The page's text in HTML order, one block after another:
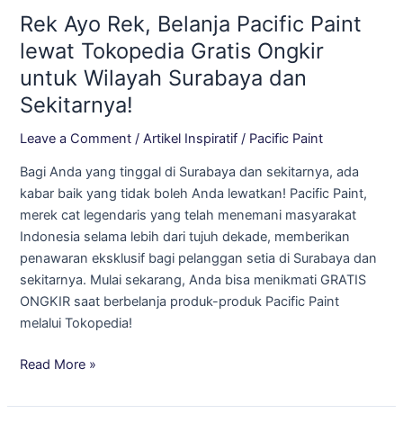
Rek Ayo Rek, Belanja Pacific Paint
lewat Tokopedia Gratis Ongkir
untuk Wilayah Surabaya dan
Sekitarnya!
Leave a Comment /Artikel Inspiratif / Pacific Paint
Bagi Anda yang tinggal di Surabaya dan sekitarnya, ada
kabar baik yang tidak boleh Anda lewatkan! Pacific Paint,
merek cat legendaris yang telah menemani masyarakat
Indonesia selama lebih dari tujuh dekade, memberikan
penawaran eksklusif bagi pelanggan setia di Surabaya dan
sekitarnya. Mulai sekarang, Anda bisa menikmati GRATIS
ONGKIR saat berbelanja produk-produk Pacific Paint
melalui Tokopedia!
Rek,
Belanja
Paint
lewat
Tokopedia
Ongkir
untuk
Wilayah
Surabaya
dan
Sekitarnya!
Read More »